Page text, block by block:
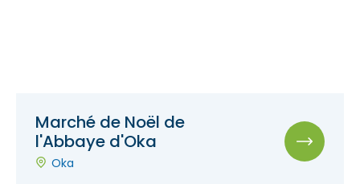
Marché de Noël de
l'Abbaye d'Oka
Oka